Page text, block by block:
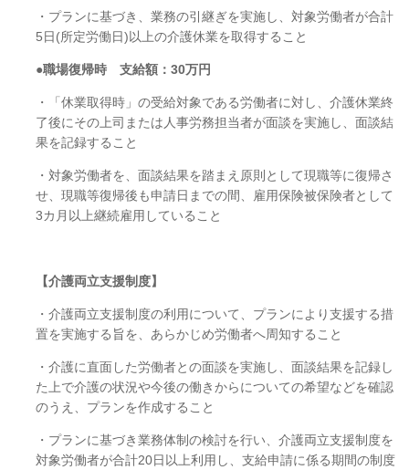
・プランに基づき、業務の引継ぎを実施し、対象労働者が合計
5日(所定労働日)以上の介護休業を取得すること
●職場復帰時 支給額： 30万円
・「休業取得時」の受給対象である労働者に対し、介護休業終
了後にその上司または人事労務担当者が面談を実施し、面談結
果を記録すること
・対象労働者を、面談結果を踏まえ原則として現職等に復帰さ
せ、現職等復帰後も申請日までの間、雇用保険被保険者として
3カ月以上継続雇用していること
【介護両立支援制度】
・介護両立支援制度の利用について、プランにより支援する措
置を実施する旨を、あらかじめ労働者へ周知すること
・介護に直面した労働者との面談を実施し、面談結果を記録し
た上で介護の状況や今後の働きからについての希望などを確認
のうえ、プランを作成すること
・プランに基づき業務体制の検討を行い、介護両立支援制度を
対象労働者が合計20日以上利用し、支給申請に係る期間の制度